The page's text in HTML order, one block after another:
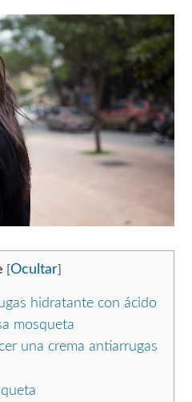
Ocultar
hidratante con ácido
mosqueta
una crema antiarrugas